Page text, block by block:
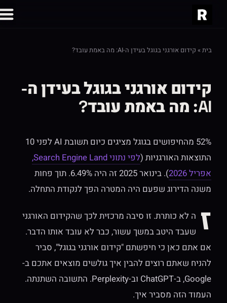
בית»קידום אורגני בגוגל בעידן ה-AI: מה באמת עובד?
קידום אורגני בגוגל בעידן ה-
AI: מה באמת עובד?
52% מהחיפושים בגוגל מציגים כיום תשובת AI לפני 10
התוצאות האורגניות (
לפי נתוני Search Engine Land,
אפריל 2026
). בינואר 2025 זה היה 6.49%. תוך פחות
משנה הדירוג שפעם היה המטרה הפך לנקודת התחלה.
ז ה לא כותרת. זו סיבה מרכזית לכך שהקידום האורגני
שעבד היטב במשך עשור, כבר לא עובד אותו הדבר.
אם אתם כאן כי חיפשתם "קידום אורגני בגוגל", סביר
להניח שאתם רוצים להבין איך גולשים מוצאים אתכם ב-
Google, ב-ChatGPT וב-Perplexity. התשובה השתנתה.
העמוד הזה מסביר איך.